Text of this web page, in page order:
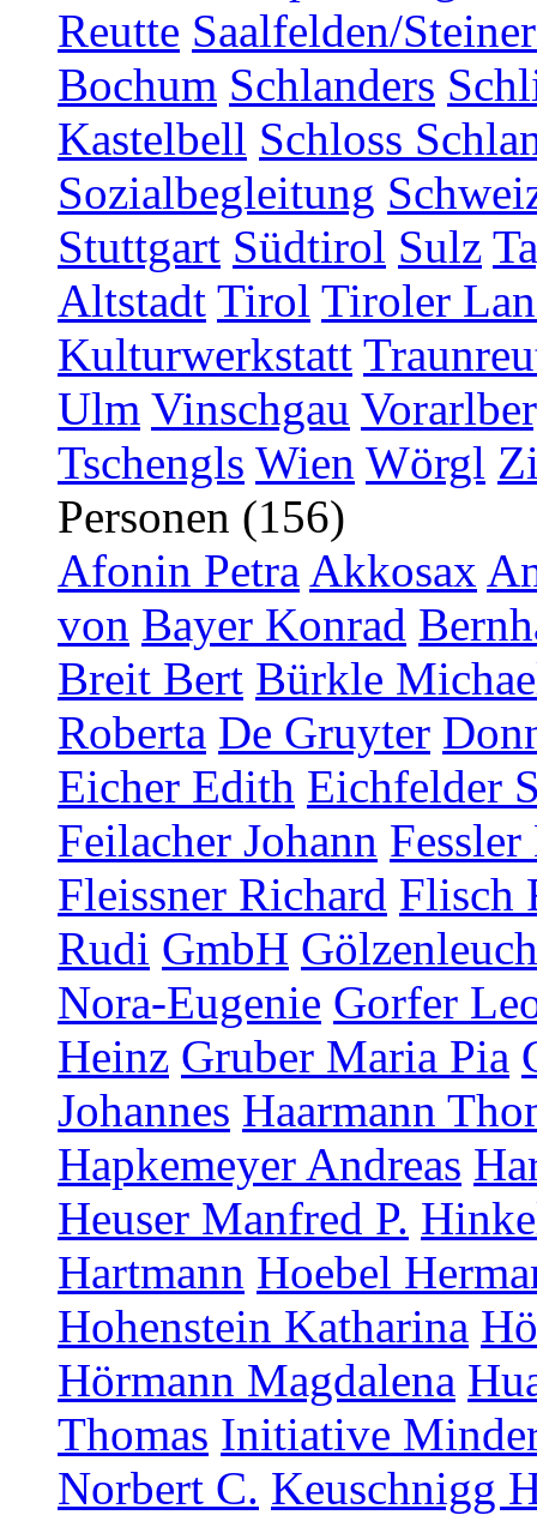
Reutte Saalfelden/
Bochum Schlanders
Kastelbell Schloss
Sozialbegleitung
Stuttgart Südtirol Sulz
Altstadt Tirol Tiroler
Kulturwerkstatt
Ulm Vinschgau
Tschengls Wien Wörgl
Personen (156)
Afonin Petra Akkosax
von Bayer Konrad
Breit Bert Bürkle
Roberta De Gruyter
Eicher Edith Eichfelder
Feilacher Johann Fessler
Fleissner Richard Flisch
Rudi GmbH
Nora-Eugenie Gorfer
Heinz Gruber Maria Pia
Johannes Haarmann
Hapkemeyer Andreas
Heuser Manfred P.
Hartmann Hoebel
Hohenstein Katharina
Hörmann Magdalena
Thomas Initiative
Norbert C. Keuschnigg